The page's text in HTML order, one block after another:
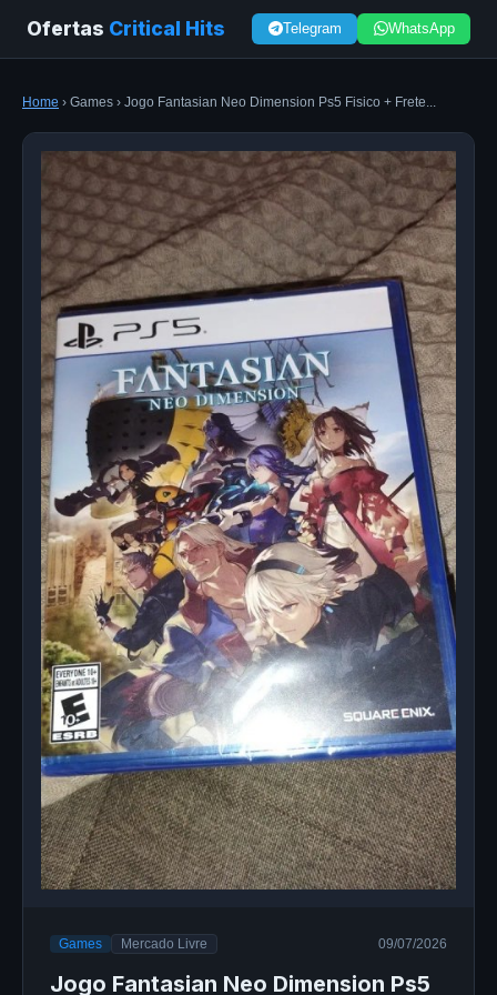
Ofertas Critical Hits Telegram WhatsApp
Home › Games › Jogo Fantasian Neo Dimension Ps5 Fisico + Frete...
Games Mercado Livre 09/07/2026
Jogo Fantasian Neo Dimension Ps5